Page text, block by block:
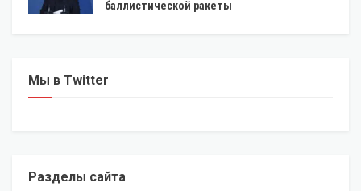
баллистической ракеты
Мы в Twitter
Разделы сайта